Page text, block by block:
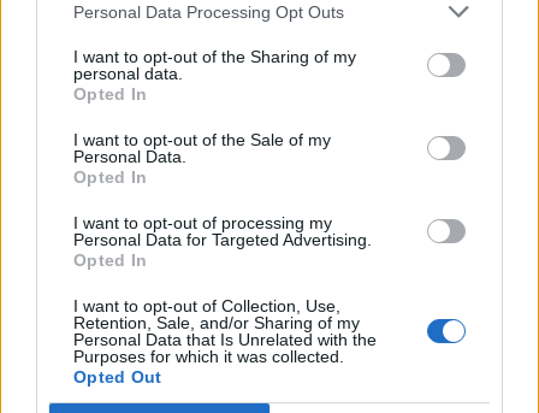
Personal Data Processing Opt Outs
I want to opt-out of the Sharing of my
personal data.
Opted In
I want to opt-out of the Sale of my
Personal Data.
Opted In
I want to opt-out of processing my
Personal Data for Targeted Advertising.
Opted In
I want to opt-out of Collection, Use,
Retention, Sale, and/or Sharing of my
Personal Data that Is Unrelated with the
Purposes for which it was collected.
Opted Out
3
MATKAILU
Finnairin lennoista osan lentää
jatkossa toinen lentoyhtiö –
matkustajille tärkeä rajoitus